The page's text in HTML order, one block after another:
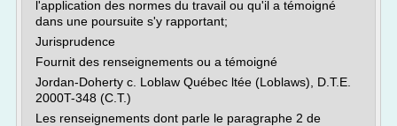
l'application des normes du travail ou qu'il a témoigné
dans une poursuite s'y rapportant;
Jurisprudence
Fournit des renseignements ou a témoigné
Jordan-Doherty c. Loblaw Québec ltée (Loblaws), D.T.E.
2000T-348 (C.T.)
Les renseignements dont parle le paragraphe 2 de